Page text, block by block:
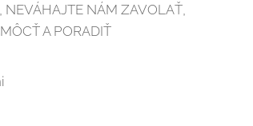
NEVÁHAJTE NÁM ZAVOLAŤ,
A PORADIŤ